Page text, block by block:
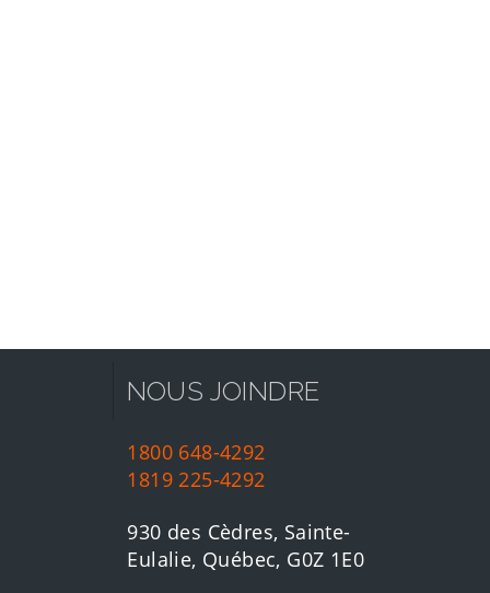
NOUS JOINDRE
1800 648-4292
1819 225-4292
930 des Cèdres, Sainte-
Eulalie, Québec, G0Z 1E0